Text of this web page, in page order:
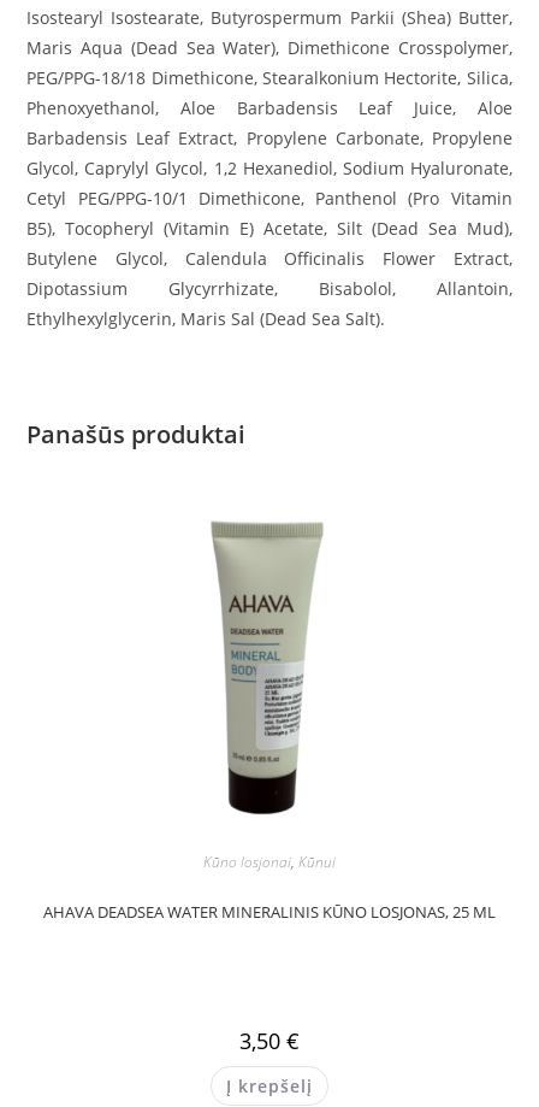
Isostearyl Isostearate, Butyrospermum Parkii (Shea) Butter,
Maris Aqua (Dead Sea Water), Dimethicone Crosspolymer,
PEG/PPG-18/18 Dimethicone, Stearalkonium Hectorite, Silica,
Phenoxyethanol, Aloe Barbadensis Leaf Juice, Aloe
Barbadensis Leaf Extract, Propylene Carbonate, Propylene
Glycol, Caprylyl Glycol, 1,2 Hexanediol, Sodium Hyaluronate,
Cetyl PEG/PPG-10/1 Dimethicone, Panthenol (Pro Vitamin
B5), Tocopheryl (Vitamin E) Acetate, Silt (Dead Sea Mud),
Butylene Glycol, Calendula Officinalis Flower Extract,
Dipotassium Glycyrrhizate, Bisabolol, Allantoin,
Ethylhexylglycerin, Maris Sal (Dead Sea Salt).
Panašūs produktai
Kūno losjonai, Kūnui
AHAVA DEADSEA WATER MINERALINIS KŪNO LOSJONAS, 25 ML
3,50 €
Į krepšelį